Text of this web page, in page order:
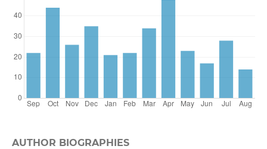
AUTHOR BIOGRAPHIES